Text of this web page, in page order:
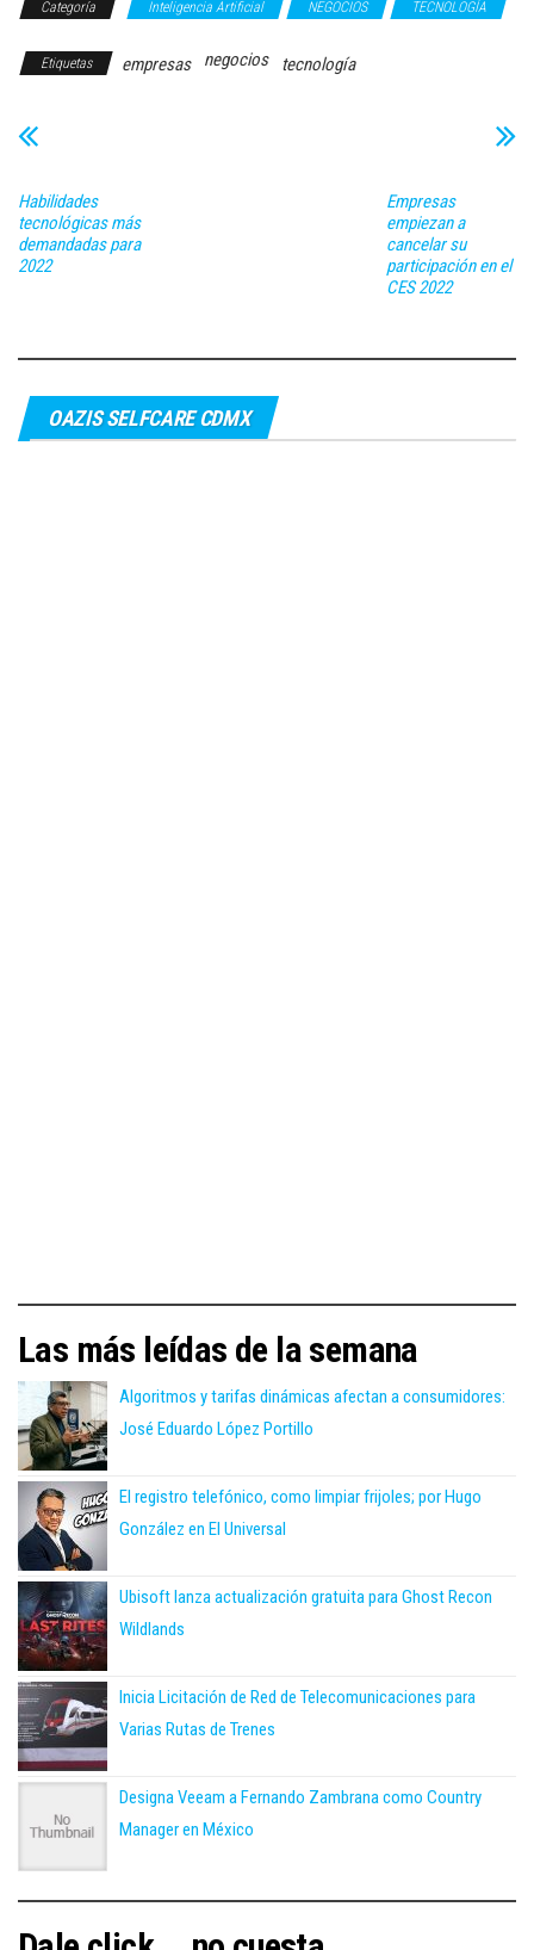
Categoría Inteligencia Artificial NEGOCIOS TECNOLOGÍA
Etiquetas empresas negocios tecnología
Habilidades
tecnológicas más
demandadas para
2022
Empresas
empiezan a
cancelar su
participación en el
CES 2022
OAZIS SELFCARE CDMX
Las más leídas de la semana
Algoritmos y tarifas dinámicas afectan a consumidores:
José Eduardo López Portillo
El registro telefónico, como limpiar frijoles; por Hugo
González en El Universal
Ubisoft lanza actualización gratuita para Ghost Recon
Wildlands
Inicia Licitación de Red de Telecomunicaciones para
Varias Rutas de Trenes
Designa Veeam a Fernando Zambrana como Country
Manager en México